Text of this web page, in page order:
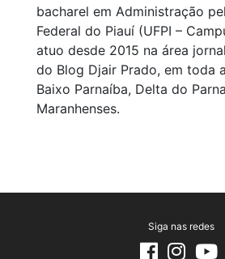
bacharel em Administração
Federal do Piauí (UFPI –
atuo desde 2015 na área
do Blog Djair Prado, em toda
Baixo Parnaíba, Delta do
Maranhenses.
Siga nas redes